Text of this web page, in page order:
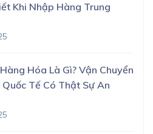
Khi Nhập Hàng Trung
Hóa Là Gì? Vận Chuyển
Tế Có Thật Sự An